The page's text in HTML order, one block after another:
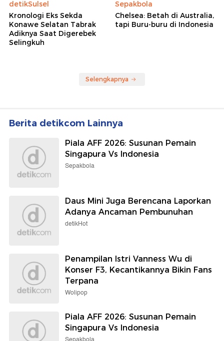
detikSulsel
Kronologi Eks Sekda
Konawe Selatan Tabrak
Adiknya Saat Digerebek
Selingkuh
Sepakbola
Chelsea: Betah di Australia,
tapi Buru-buru di Indonesia
Selengkapnya
Berita detikcom Lainnya
Piala AFF 2026: Susunan Pemain
Singapura Vs Indonesia
Sepakbola
Daus Mini Juga Berencana Laporkan
Adanya Ancaman Pembunuhan
detikHot
Penampilan Istri Vanness Wu di
Konser F3, Kecantikannya Bikin Fans
Terpana
Wolipop
Piala AFF 2026: Susunan Pemain
Singapura Vs Indonesia